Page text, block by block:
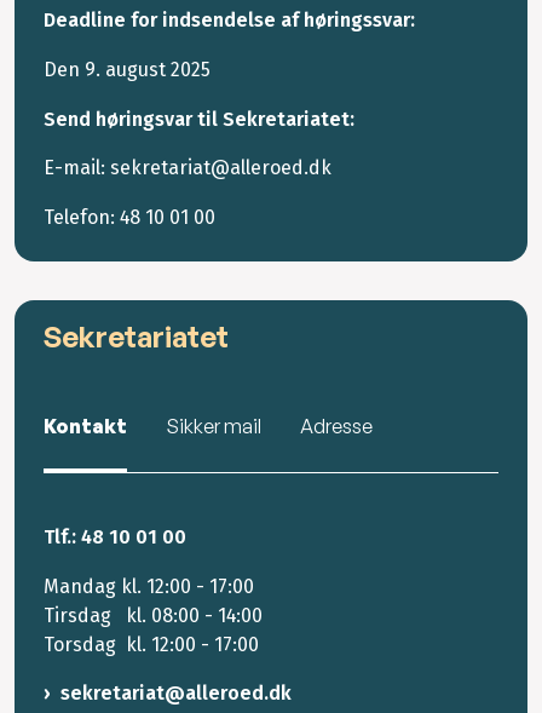
Deadline for indsendelse af høringssvar:
Den 9. august 2025
Send høringsvar til Sekretariatet:
E-mail: sekretariat@alleroed.dk
Telefon: 48 10 01 00
Sekretariatet
Kontakt Sikker mail Adresse
Tlf.: 48 10 01 00
Mandag kl. 12:00 - 17:00
Tirsdag kl. 08:00 - 14:00
Torsdag kl. 12:00 - 17:00
sekretariat@alleroed.dk